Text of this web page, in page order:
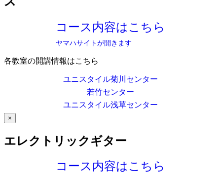
コース内容はこちら
ヤマハサイトが開きます
各教室の開講情報はこちら
ユニスタイル菊川センター
若竹センター
ユニスタイル浅草センター
×
エレクトリックギター
コース内容はこちら